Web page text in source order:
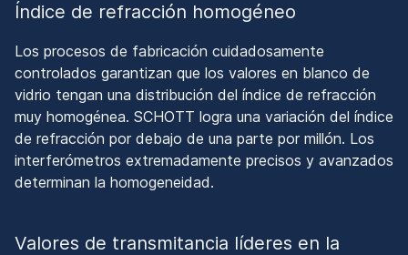
Índice de refracción homogéneo
Los procesos de fabricación cuidadosamente
controlados garantizan que los valores en blanco de
vidrio tengan una distribución del índice de refracción
muy homogénea. SCHOTT logra una variación del índice
de refracción por debajo de una parte por millón. Los
interferómetros extremadamente precisos y avanzados
determinan la homogeneidad.
Valores de transmitancia líderes en la